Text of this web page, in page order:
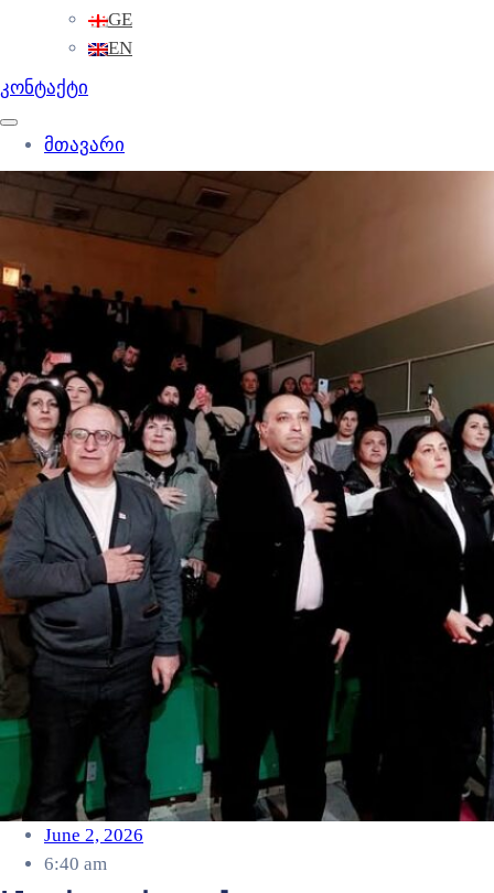
GE
EN
კონტაქტი
მთავარი
June 2, 2026
6:40 am